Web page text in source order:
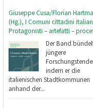
Giuseppe Cusa/Florian
(Hg.), I Comuni cittadini
Protagonisti – artefatti –
Der Band
jüngere
indem er die
italienischen Stadtkommunen
anhand der...